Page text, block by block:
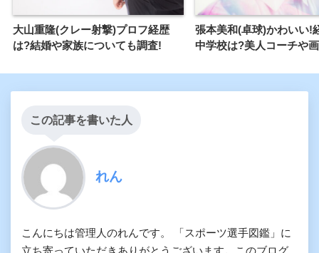
大山重隆(クレー射撃)プロフ経歴
は?結婚や家族についても調査!
張本美和(卓球)かわいい!
中学校は?美人コーチや
この記事を書いた人
れん
こんにちは管理人のれんです。 「スポーツ選手図鑑」に